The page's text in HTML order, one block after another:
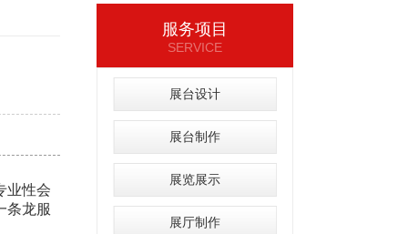
业性会
条龙服
服务项目
SERVICE
展台设计
展台制作
展览展示
展厅制作